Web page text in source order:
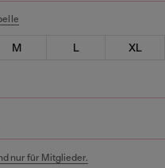
M L
XL
nur für Mitglieder.